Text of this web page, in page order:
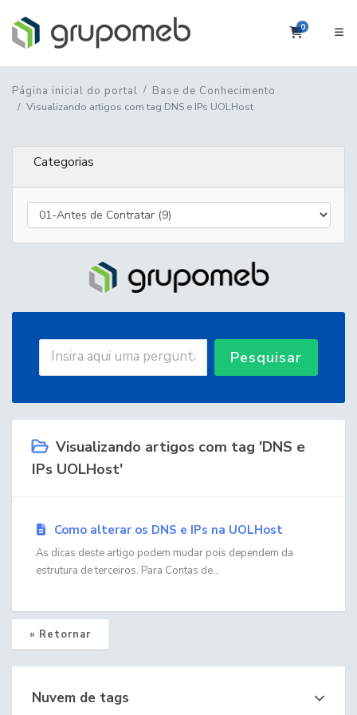
0Carrinho
Página inicial do portal Base de Conhecimento
Visualizando artigos com tag DNS e IPs UOLHost
Categorias
Pesquisar
Visualizando artigos com tag 'DNS e
IPs UOLHost'
Como alterar os DNS e IPs na UOLHost
As dicas deste artigo podem mudar pois dependem da
estrutura de terceiros. Para Contas de...
« Retornar
Nuvem de tags